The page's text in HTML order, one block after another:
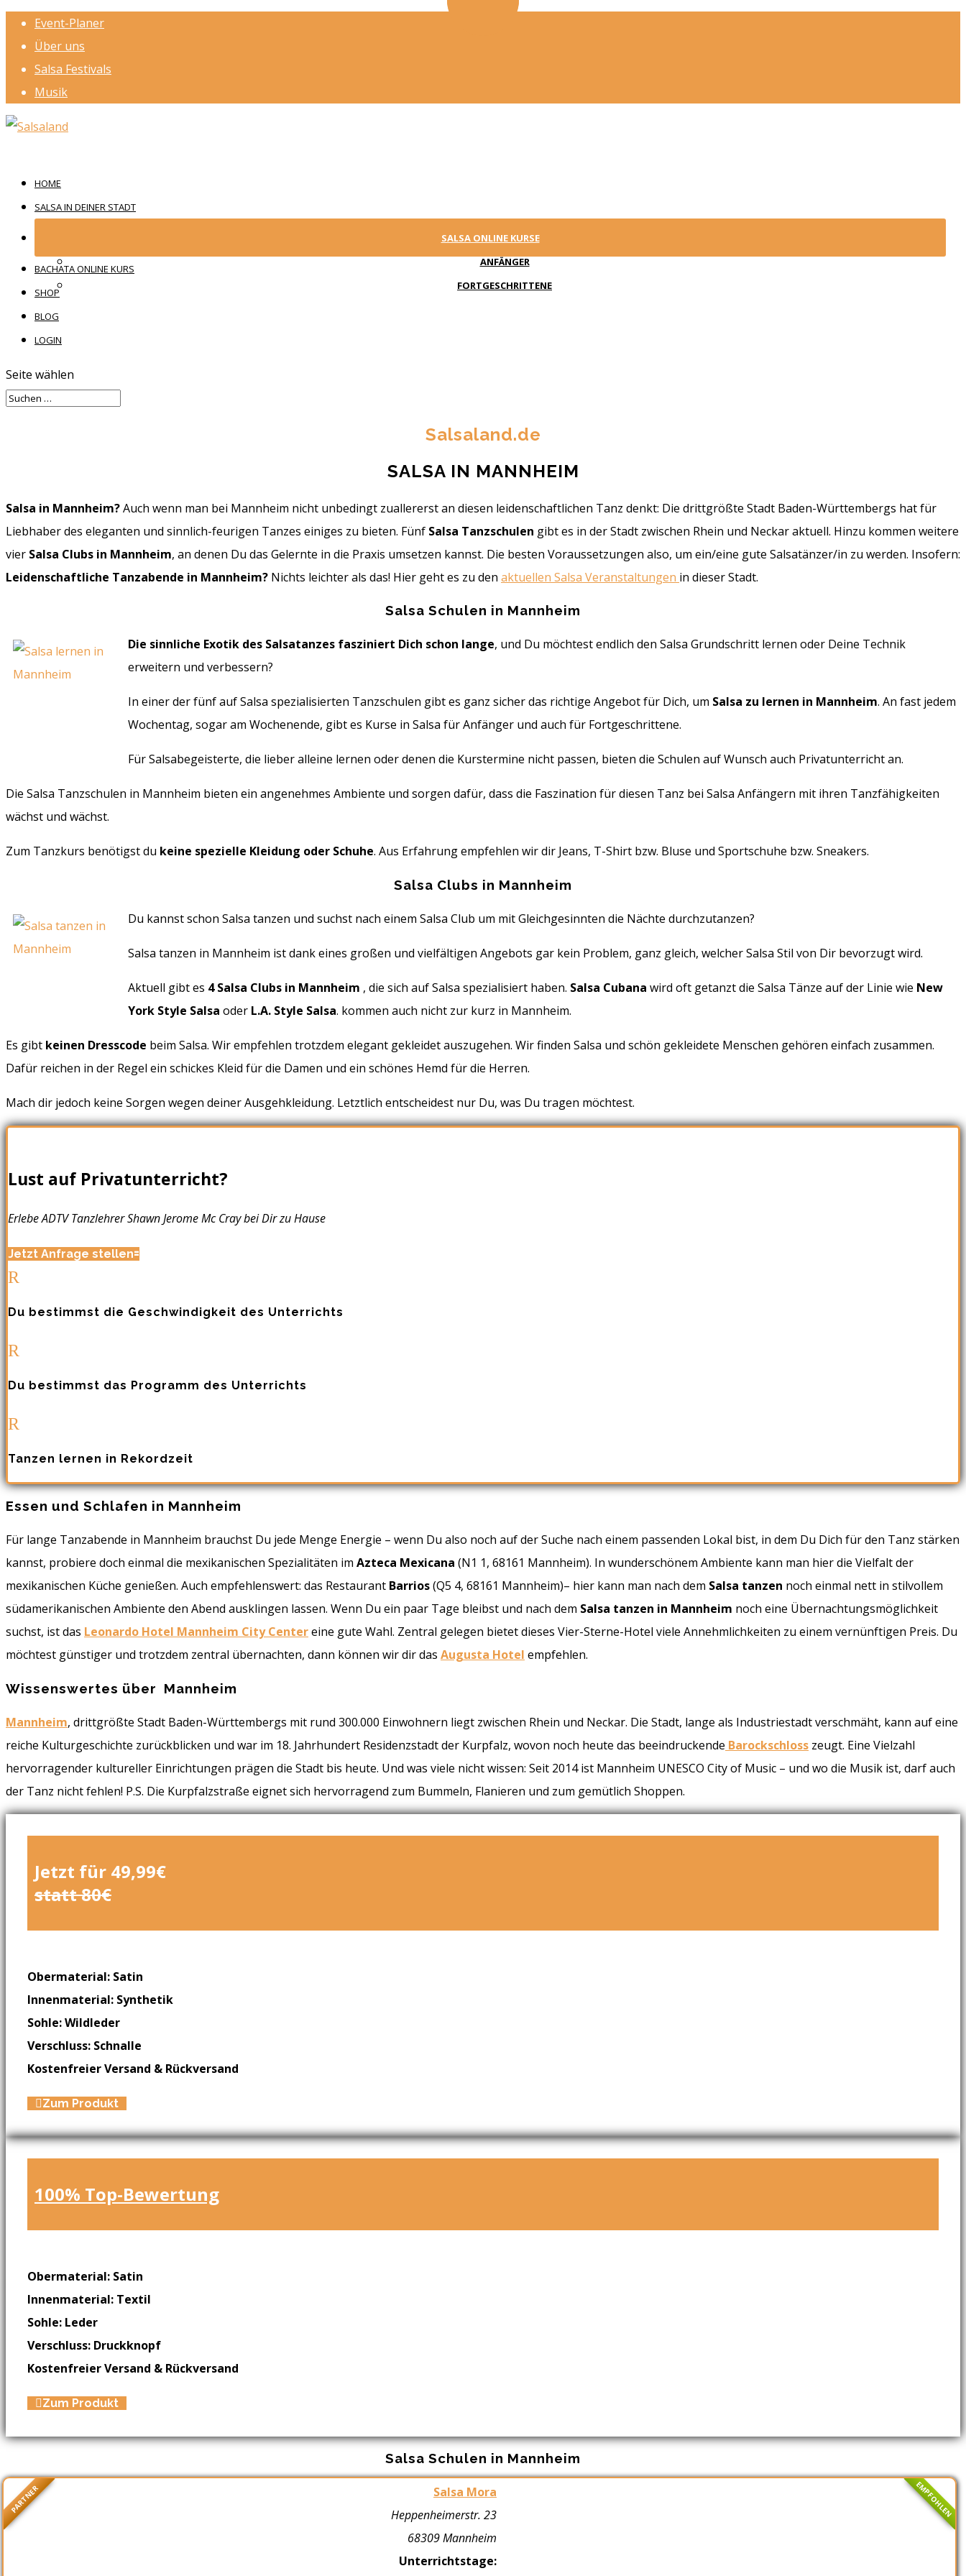
Event-Planer
Über uns
Salsa Festivals
Musik
HOME
SALSA IN DEINER STADT
SALSA ONLINE KURSE
ANFÄNGER
FORTGESCHRITTENE
BACHATA ONLINE KURS
SHOP
BLOG
LOGIN
Seite wählen
Salsaland.de
SALSA IN MANNHEIM
Salsa in Mannheim?Auch wenn man bei Mannheim nicht unbedingt zuallererst an diesen leidenschaftlichen Tanz denkt: Die drittgrößte Stadt Baden-Württembergs hat für
Liebhaber des eleganten und sinnlich-feurigen Tanzes einiges zu bieten. Fünf Salsa Tanzschulen gibt es in der Stadt zwischen Rhein und Neckar aktuell. Hinzu kommen weitere
vier Salsa Clubs in Mannheim, an denen Du das Gelernte in die Praxis umsetzen kannst. Die besten Voraussetzungen also, um ein/eine gute Salsatänzer/in zu werden. Insofern:
Leidenschaftliche Tanzabende in Mannheim? Nichts leichter als das! Hier geht es zu den aktuellen Salsa Veranstaltungen in dieser Stadt.
Salsa Schulen in Mannheim
Die sinnliche Exotik des Salsatanzes fasziniert Dich schon lange, und Du möchtest endlich den Salsa Grundschritt lernen oder Deine Technik
erweitern und verbessern?
In einer der fünf auf Salsa spezialisierten Tanzschulen gibt es ganz sicher das richtige Angebot für Dich, um Salsa zu lernen in Mannheim. An fast jedem
Wochentag, sogar am Wochenende, gibt es Kurse in Salsa für Anfänger und auch für Fortgeschrittene.
Für Salsabegeisterte, die lieber alleine lernen oder denen die Kurstermine nicht passen, bieten die Schulen auf Wunsch auch Privatunterricht an.
Die Salsa Tanzschulen in Mannheim bieten ein angenehmes Ambiente und sorgen dafür, dass die Faszination für diesen Tanz bei Salsa Anfängern mit ihren Tanzfähigkeiten
wächst und wächst.
Zum Tanzkurs benötigst du keine spezielle Kleidung oder Schuhe. Aus Erfahrung empfehlen wir dir Jeans, T-Shirt bzw. Bluse und Sportschuhe bzw. Sneakers.
Salsa Clubs in Mannheim
Du kannst schon Salsa tanzen und suchst nach einem Salsa Club um mit Gleichgesinnten die Nächte durchzutanzen?
Salsa tanzen in Mannheim ist dank eines großen und vielfältigen Angebots gar kein Problem, ganz gleich, welcher Salsa Stil von Dir bevorzugt wird.
Aktuell gibt es 4 Salsa Clubs in Mannheim , die sich auf Salsa spezialisiert haben. Salsa Cubana wird oft getanzt die Salsa Tänze auf der Linie wie New
York Style Salsa oder L.A. Style Salsa. kommen auch nicht zur kurz in Mannheim.
Es gibt keinen Dresscode beim Salsa. Wir empfehlen trotzdem elegant gekleidet auszugehen. Wir finden Salsa und schön gekleidete Menschen gehören einfach zusammen.
Dafür reichen in der Regel ein schickes Kleid für die Damen und ein schönes Hemd für die Herren.
Mach dir jedoch keine Sorgen wegen deiner Ausgehkleidung. Letztlich entscheidest nur Du, was Du tragen möchtest.
Lust auf Privatunterricht?
Erlebe ADTV Tanzlehrer Shawn Jerome Mc Cray bei Dir zu Hause
Jetzt Anfrage stellen
R
Du bestimmst die Geschwindigkeit des Unterrichts
R
Du bestimmst das Programm des Unterrichts
R
Tanzen lernen in Rekordzeit
Essen und Schlafen in Mannheim
Für lange Tanzabende in Mannheim brauchst Du jede Menge Energie – wenn Du also noch auf der Suche nach einem passenden Lokal bist, in dem Du Dich für den Tanz stärken
kannst, probiere doch einmal die mexikanischen Spezialitäten im Azteca Mexicana (N1 1, 68161 Mannheim). In wunderschönem Ambiente kann man hier die Vielfalt der
mexikanischen Küche genießen. Auch empfehlenswert: das Restaurant Barrios(Q5 4, 68161 Mannheim)– hier kann man nach dem Salsa tanzen noch einmal nett in stilvollem
südamerikanischen Ambiente den Abend ausklingen lassen. Wenn Du ein paar Tage bleibst und nach dem Salsa tanzen in Mannheim noch eine Übernachtungsmöglichkeit
suchst, ist das Leonardo Hotel Mannheim City Centereine gute Wahl. Zentral gelegen bietet dieses Vier-Sterne-Hotel viele Annehmlichkeiten zu einem vernünftigen Preis. Du
möchtest günstiger und trotzdem zentral übernachten, dann können wir dir das Augusta Hotel empfehlen.
Wissenswertes über Mannheim
Mannheim, drittgrößte Stadt Baden-Württembergs mit rund 300.000 Einwohnern liegt zwischen Rhein und Neckar. Die Stadt, lange als Industriestadt verschmäht, kann auf eine
reiche Kulturgeschichte zurückblicken und war im 18. Jahrhundert Residenzstadt der Kurpfalz, wovon noch heute das beeindruckende Barockschloss zeugt. Eine Vielzahl
hervorragender kultureller Einrichtungen prägen die Stadt bis heute. Und was viele nicht wissen: Seit 2014 ist Mannheim UNESCO City of Music – und wo die Musik ist, darf auch
der Tanz nicht fehlen! P.S. Die Kurpfalzstraße eignet sich hervorragend zum Bummeln, Flanieren und zum gemütlich Shoppen.
Jetzt für 49,99€
statt 80€
Obermaterial: Satin
Innenmaterial: Synthetik
Sohle: Wildleder
Verschluss: Schnalle
Kostenfreier Versand & Rückversand
Zum Produkt
100% Top-Bewertung
Obermaterial: Satin
Innenmaterial: Textil
Sohle: Leder
Verschluss: Druckknopf
Kostenfreier Versand & Rückversand
Zum Produkt
Salsa Schulen in Mannheim
PARTNER EMPFOHLEN
Salsa Mora
Heppenheimerstr. 23
68309 Mannheim
Unterrichtstage: